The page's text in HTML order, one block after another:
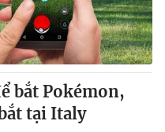
bắt Pokémon,
tại Italy